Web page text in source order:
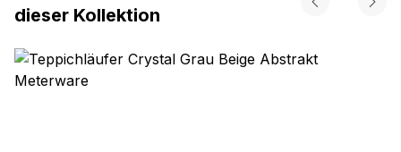
dieser Kollektion